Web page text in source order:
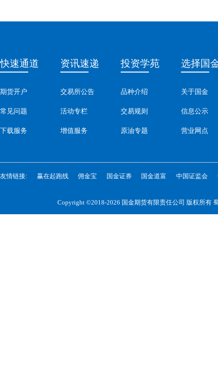
快速通道
期货开户
常见问题
下载服务
资讯速递
交易所公告
活动专栏
增值服务
投资学苑
品种介绍
交易规则
原油专题
选择国
关于国金
信息公示
营业网点
友情链接: 赢在起跑线 佣金宝 国金证券 国金道富 中国证监会
Copyright ©2018-2026 国金期货有限责任公司 版权所有